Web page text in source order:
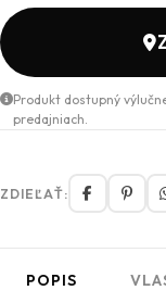
Produkt dostupný
predajniach.
ZDIEĽAŤ:
POPIS